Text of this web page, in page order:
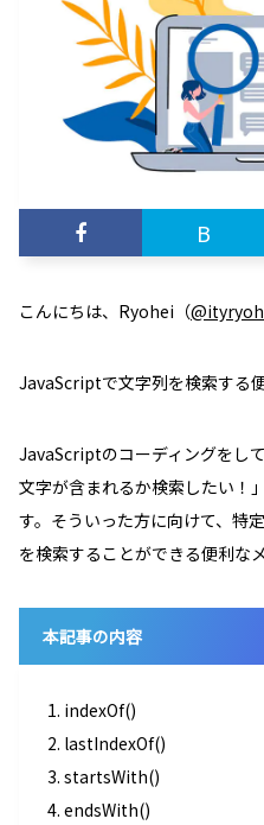
B
こんにちは、Ryohei（
JavaScriptで文字列を検索する
JavaScriptのコーディングをし
文字が含まれるか検索したい！
す。そういった方に向けて、特
を検索することができる便利な
本記事の内容
1. indexOf()
2. lastIndexOf()
3. startsWith()
4. endsWith()